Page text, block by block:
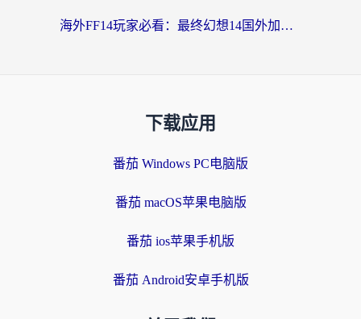
海外FF14玩家必看：最终幻想14国外加速器下载安装全攻略+卡顿解决秘籍
下载应用
番茄 Windows PC电脑版
番茄 macOS苹果电脑版
番茄 ios苹果手机版
番茄 Android安卓手机版